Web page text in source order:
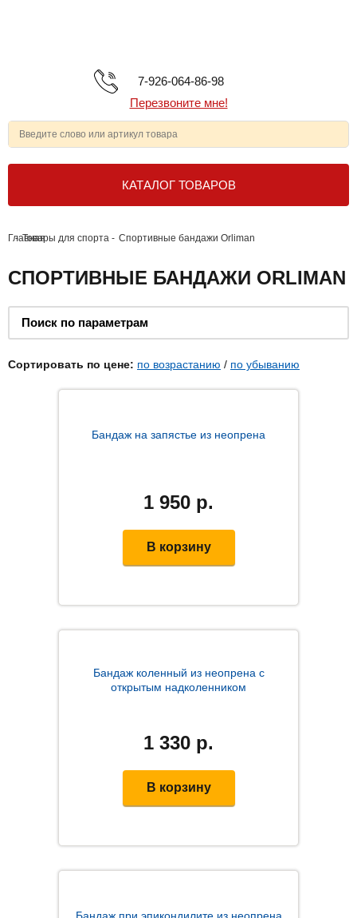
7-926-064-86-98
Перезвоните мне!
КАТАЛОГ ТОВАРОВ
Главная
- Товары для спорта - Спортивные бандажи Orliman
СПОРТИВНЫЕ БАНДАЖИ ORLIMAN
Поиск по параметрам
Сортировать по цене: по возрастанию / по убыванию
Бандаж на запястье из неопрена
1 950 р.
В корзину
Бандаж коленный из неопрена с
открытым надколенником
1 330 р.
В корзину